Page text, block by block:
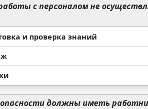
с персоналом не
и проверка знаний
должны иметь